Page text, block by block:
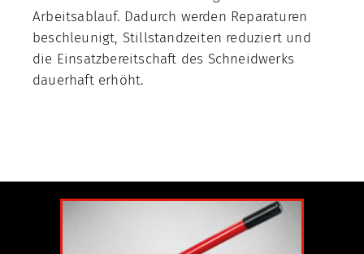
Arbeitsablauf. Dadurch werden Reparaturen
beschleunigt, Stillstandzeiten reduziert und
die Einsatzbereitschaft des Schneidwerks
dauerhaft erhöht.